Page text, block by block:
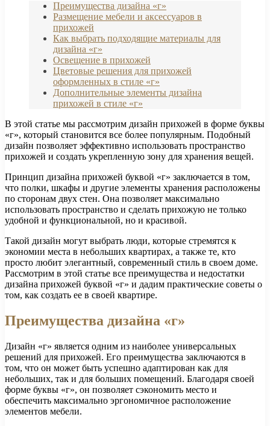
Преимущества дизайна «г»
Размещение мебели и аксессуаров в
прихожей
Как выбрать подходящие материалы для
дизайна «г»
Освещение в прихожей
Цветовые решения для прихожей
оформленных в стиле «г»
Дополнительные элементы дизайна
прихожей в стиле «г»
В этой статье мы рассмотрим дизайн прихожей в форме буквы
«г», который становится все более популярным. Подобный
дизайн позволяет эффективно использовать пространство
прихожей и создать укрепленную зону для хранения вещей.
Принцип дизайна прихожей буквой «г» заключается в том,
что полки, шкафы и другие элементы хранения расположены
по сторонам двух стен. Она позволяет максимально
использовать пространство и сделать прихожую не только
удобной и функциональной, но и красивой.
Такой дизайн могут выбрать люди, которые стремятся к
экономии места в небольших квартирах, а также те, кто
просто любит элегантный, современный стиль в своем доме.
Рассмотрим в этой статье все преимущества и недостатки
дизайна прихожей буквой «г» и дадим практические советы о
том, как создать ее в своей квартире.
Преимущества дизайна «г»
Дизайн «г» является одним из наиболее универсальных
решений для прихожей. Его преимущества заключаются в
том, что он может быть успешно адаптирован как для
небольших, так и для больших помещений. Благодаря своей
форме буквы «г», он позволяет сэкономить место и
обеспечить максимально эргономичное расположение
элементов мебели.